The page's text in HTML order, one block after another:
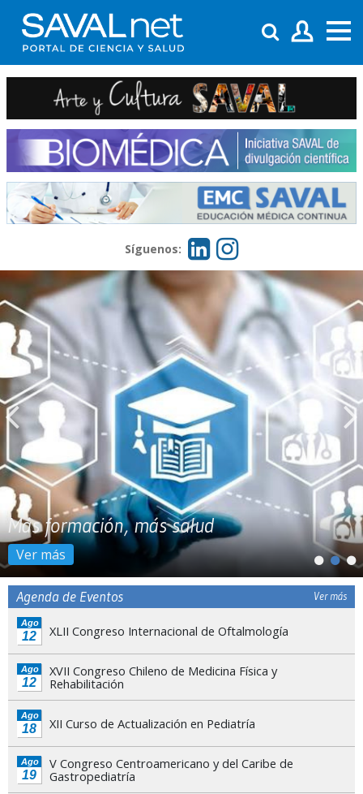
Síguenos:
Más formación, más salud
Ver más
Agenda de Eventos Ver más
Ago
12 XLII Congreso Internacional de Oftalmología
Ago
12
XVII Congreso Chileno de Medicina Física y
Rehabilitación
Ago
18 XII Curso de Actualización en Pediatría
Ago
19
V Congreso Centroamericano y del Caribe de
Gastropediatría